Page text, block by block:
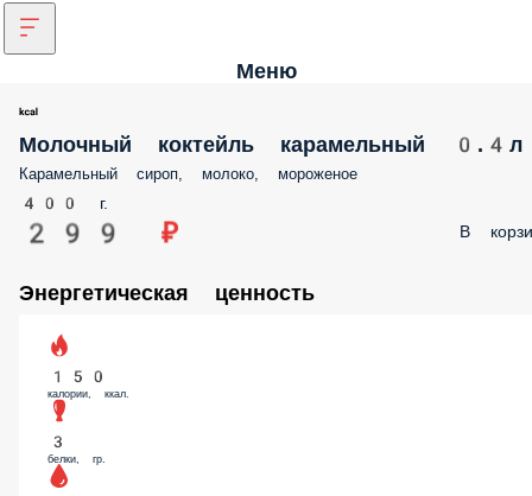
Меню
Молочный коктейль карамельный 0.4л
Карамельный сироп, молоко, мороженое
400 г.
299 ₽ В
Энергетическая ценность
150
калории, ккал.
3
белки, гр.